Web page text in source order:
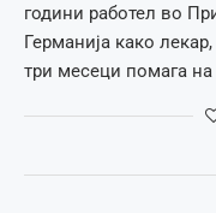
години работел во
Германија како
три месеци помага